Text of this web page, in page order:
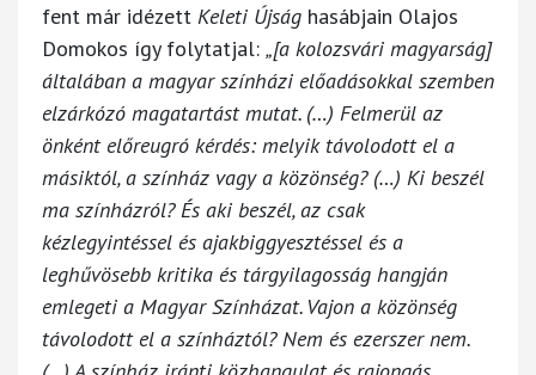
fent már idézett Keleti Újság hasábjain Olajos
Domokos így folytatjal: „[a kolozsvári magyarság]
általában a magyar színházi előadásokkal szemben
elzárkózó magatartást mutat. (…) Felmerül az
önként előreugró kérdés: melyik távolodott el a
másiktól, a színház vagy a közönség? (…) Ki beszél
ma színházról? És aki beszél, az csak
kézlegyintéssel és ajakbiggyesztéssel és a
leghűvösebb kritika és tárgyilagosság hangján
emlegeti a Magyar Színházat. Vajon a közönség
távolodott el a színháztól? Nem és ezerszer nem.